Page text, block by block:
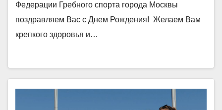
Федерации Гребного спорта города Москвы
поздравляем Вас с Днем Рождения! Желаем Вам
крепкого здоровья и…